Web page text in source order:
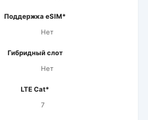
Поддержка eSIM*
Нет
Гибридный слот
Нет
LTE Cat*
7